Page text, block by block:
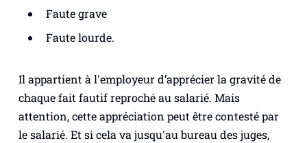
Faute grave
Faute lourde.
Il appartient à l'employeur d’apprécier la gravité de
chaque fait fautif reproché au salarié. Mais
attention, cette appréciation peut être contesté par
le salarié. Et si cela va jusqu'au bureau des juges,